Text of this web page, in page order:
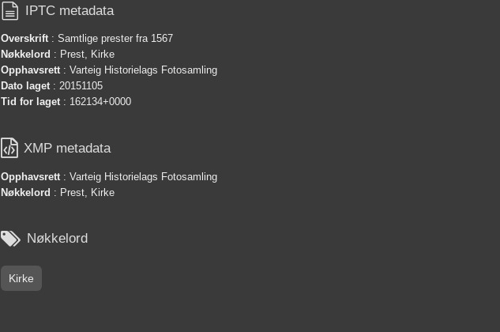
 IPTC metadata
Overskrift : Samtlige prester fra 1567
Nøkkelord : Prest, Kirke
Opphavsrett : Varteig Historielags Fotosamling
Dato laget : 20151105
Tid for laget : 162134+0000
 XMP metadata
Opphavsrett : Varteig Historielags Fotosamling
Nøkkelord : Prest, Kirke
 Nøkkelord
Kirke